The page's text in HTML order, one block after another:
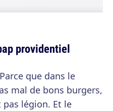
providentiel
que dans le
mal de bons burgers,
légion. Et le